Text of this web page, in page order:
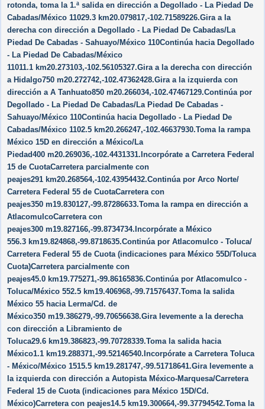
rotonda, toma la 1.ª salida en dirección a Degollado - La Piedad De
Cabadas/​México 11029.3 km20.079817,-102.71589226.Gira a la
derecha con dirección a Degollado - La Piedad De Cabadas/​La
Piedad De Cabadas - Sahuayo/​México 110Continúa hacia Degollado
- La Piedad De Cabadas/​México
11011.1 km20.273103,-102.56105327.Gira a la derecha con dirección
a Hidalgo750 m20.272742,-102.47362428.Gira a la izquierda con
dirección a A Tanhuato850 m20.266034,-102.47467129.Continúa por
Degollado - La Piedad De Cabadas/​La Piedad De Cabadas -
Sahuayo/​México 110Continúa hacia Degollado - La Piedad De
Cabadas/​México 1102.5 km20.266247,-102.46637930.Toma la rampa
México 15D en dirección a México/​La
Piedad400 m20.269036,-102.4431331.Incorpórate a Carretera Federal
15 de CuotaCarretera parcialmente con
peajes291 km20.268564,-102.43954432.Continúa por Arco Norte/​
Carretera Federal 55 de CuotaCarretera con
peajes350 m19.830127,-99.87286633.Toma la rampa en dirección a
AtlacomulcoCarretera con
peajes300 m19.827166,-99.8734734.Incorpórate a México
556.3 km19.824868,-99.8718635.Continúa por Atlacomulco - Toluca/​
Carretera Federal 55 de Cuota (indicaciones para México 55D/​Toluca
Cuota)Carretera parcialmente con
peajes45.0 km19.775271,-99.86165836.Continúa por Atlacomulco -
Toluca/​México 552.5 km19.406968,-99.71576437.Toma la salida
México 55 hacia Lerma/​Cd. de
México350 m19.386279,-99.70656638.Gira levemente a la derecha
con dirección a Libramiento de
Toluca29.6 km19.386823,-99.70728339.Toma la salida hacia
México1.1 km19.288371,-99.52146540.Incorpórate a Carretera Toluca
- México/​México 1515.5 km19.281747,-99.51718641.Gira levemente a
la izquierda con dirección a Autopista México-Marquesa/​Carretera
Federal 15 de Cuota (indicaciones para México 15D/​Cd.
México)Carretera con peajes14.5 km19.300664,-99.37794542.Toma la